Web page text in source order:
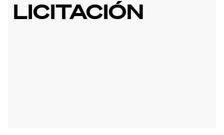
LICITACIÓN